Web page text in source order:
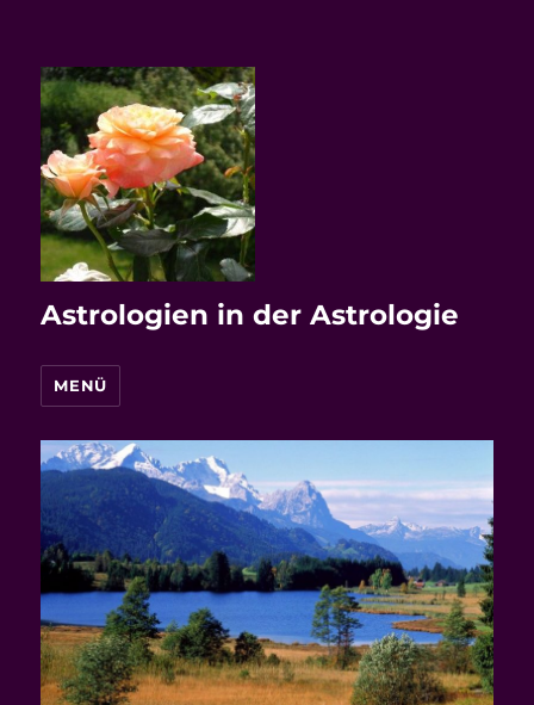
Astrologien in der Astrologie
MENÜ